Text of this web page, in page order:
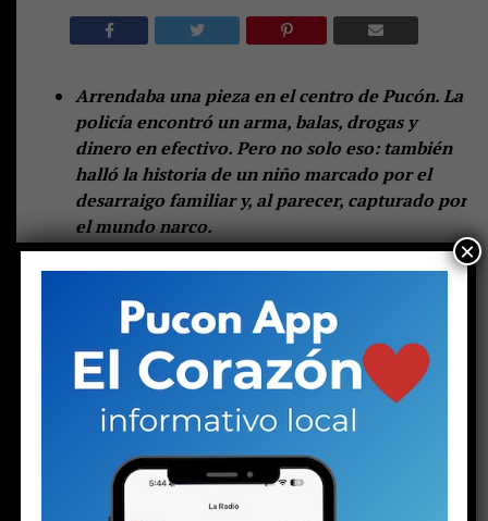
Arrendaba una pieza en el centro de Pucón. La
policía encontró un arma, balas, drogas y
dinero en efectivo. Pero no solo eso: también
halló la historia de un niño marcado por el
desarraigo familiar y, al parecer, capturado por
el mundo narco.
Lo dejaron tirado igual que a mí.
Las palabras de una joven en el hall central de espera
del tribunal de Pucón suenan duras. Las escuchan otras
dos mujeres: una de mediana edad y otra mayor. Las tres
se muerden los labios, como haciendo un esfuerzo por
contener las lágrimas. Pero la mayor no puede.
mejilla, enrojecida por el frío invierno puconino. Su
rostro está endurecido. Se nota rabia, enojo e
×